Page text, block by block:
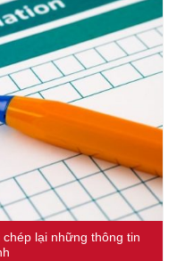
lại những thông tin